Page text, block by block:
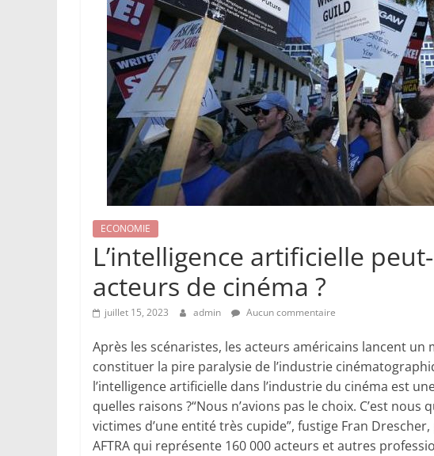
ECONOMIE
L’intelligence artificielle
acteurs de cinéma ?
juillet 15, 2023 admin Aucun commentaire
Après les scénaristes, les acteurs américains lancent un
constituer la pire paralysie de l’industrie
l’intelligence artificielle dans l’industrie du cinéma est
quelles raisons ?“Nous n’avions pas le choix. C’est
victimes d’une entité très cupide”, fustige Fran
AFTRA qui représente 160 000 acteurs et autres